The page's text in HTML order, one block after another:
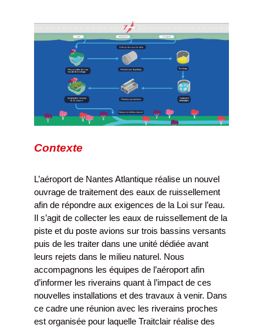
Contexte
L’aéroport de Nantes Atlantique réalise un nouvel
ouvrage de traitement des eaux de ruissellement
afin de répondre aux exigences de la Loi sur l’eau.
Il s’agit de collecter les eaux de ruissellement de la
piste et du poste avions sur trois bassins versants
puis de les traiter dans une unité dédiée avant
leurs rejets dans le milieu naturel. Nous
accompagnons les équipes de l’aéroport afin
d’informer les riverains quant à l’impact de ces
nouvelles installations et des travaux à venir. Dans
ce cadre une réunion avec les riverains proches
est organisée pour laquelle Traitclair réalise des